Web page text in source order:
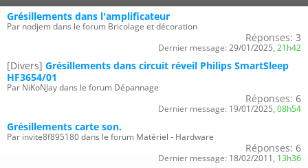
Grésillements dans l'amplificateur
Par nodjem dans le forum Bricolage et décoration
Réponses: 3
Dernier message: 29/01/2025, 21h42
[Divers] Grésillements dans circuit réveil Philips SmartSleep
HF3654/01
Par NiKoNJay dans le forum Dépannage
Réponses: 6
Dernier message: 19/01/2025, 08h54
Grésillements carte son.
Par invite8f895180 dans le forum Matériel - Hardware
Réponses: 6
Dernier message: 18/02/2011, 13h36